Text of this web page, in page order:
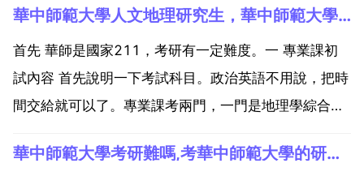
華中師範大學人文地理研究生，華中師範大學人文地理學研究生專業如何？
首先 華師是國家211，考研有一定難度。一 專業課初
試內容 首先說明一下考試科目。政治英語不用說，把時
間交給就可以了。專業課考兩門，一門是地理學綜合，
地理資訊系統三門課程的內容。出題形式 一是簡答題，
華中師範大學考研難嗎,考華中師範大學的研究生好嗎